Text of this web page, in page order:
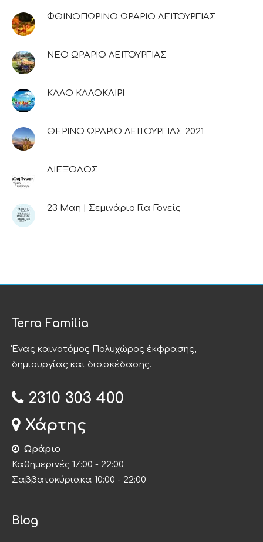
ΦΘΙΝΟΠΩΡΙΝΟ ΩΡΑΡΙΟ ΛΕΙΤΟΥΡΓΙΑΣ
ΝΕΟ ΩΡΑΡΙΟ ΛΕΙΤΟΥΡΓΙΑΣ
ΚΑΛΟ ΚΑΛΟΚΑΙΡΙ
ΘΕΡΙΝΟ ΩΡΑΡΙΟ ΛΕΙΤΟΥΡΓΙΑΣ 2021
ΔΙΕΞΟΔΟΣ
23 Μαη | Σεμινάριο Για Γονείς
Terra Familia
Ένας καινοτόμος Πολυχώρος έκφρασης,
δημιουργίας και διασκέδασης.
2310 303 400
Χάρτης
Ωράριο
Καθημερινές 17:00 - 22:00
Σαββατοκύριακα 10:00 - 22:00
Blog